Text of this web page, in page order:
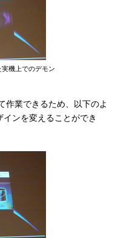
機上でのデモン
業できるため、以下のよ
ンを変えることができ